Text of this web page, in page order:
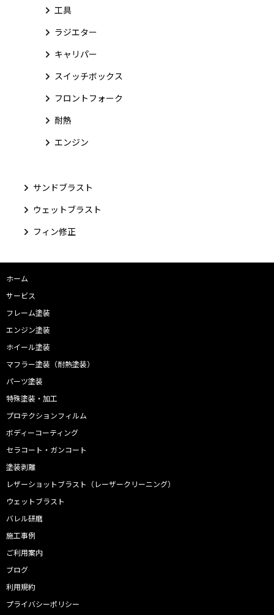
工具
ラジエター
キャリパー
スイッチボックス
フロントフォーク
耐熱
エンジン
サンドブラスト
ウェットブラスト
フィン修正
ホーム
サービス
フレーム塗装
エンジン塗装
ホイール塗装
マフラー塗装（耐熱塗装）
パーツ塗装
特殊塗装・加工
プロテクションフィルム
ボディーコーティング
セラコート・ガンコート
塗装剥離
レザーショットブラスト（レーザークリーニング）
ウェットブラスト
バレル研磨
施工事例
ご利用案内
ブログ
利用規約
プライバシーポリシー